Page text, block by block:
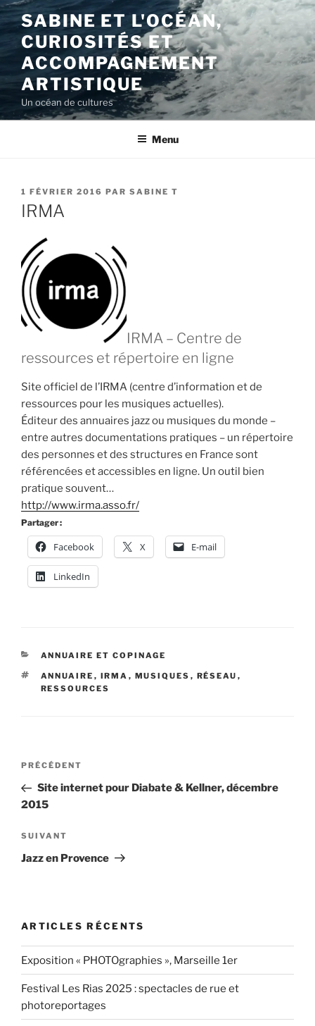
Aller
au
contenu
principal
SABINE ET L'OCÉAN,
CURIOSITÉS ET
ACCOMPAGNEMENT
ARTISTIQUE
Un océan de cultures
Menu
PUBLIÉ
LE
1 FÉVRIER 2016 PAR SABINE T
IRMA
IRMA – Centre de
ressources et répertoire en ligne
Site officiel de l’IRMA (centre d’information et de
ressources pour les musiques actuelles).
Éditeur des annuaires jazz ou musiques du monde –
entre autres documentations pratiques – un répertoire
des personnes et des structures en France sont
référencées et accessibles en ligne. Un outil bien
pratique souvent…
http://www.irma.asso.fr/
Partager :
Facebook X E-mail
LinkedIn
CATÉGORIES
ANNUAIRE ET COPINAGE
ÉTIQUETTES
ANNUAIRE , IRMA , MUSIQUES , RÉSEAU ,
RESSOURCES
Navigation
l’article
Article
précédent
PRÉCÉDENT
Site internet pour Diabate & Kellner, décembre
2015
Article
suivant
SUIVANT
Jazz en Provence
ARTICLES RÉCENTS
Exposition « PHOTOgraphies », Marseille 1er
Festival Les Rias 2025 : spectacles de rue et
photoreportages